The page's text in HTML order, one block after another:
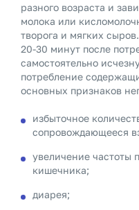
разного возраста и
молока или
творога и мягких
20-30 минут после
самостоятельно
потребление
основных признаков
избыточное
сопровождающееся
увеличение частоты
кишечника;
диарея;